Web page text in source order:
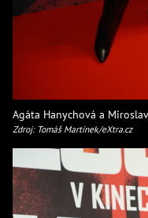
Agáta Hanychová a
Zdroj: Tomáš Martínek/eXtra.cz